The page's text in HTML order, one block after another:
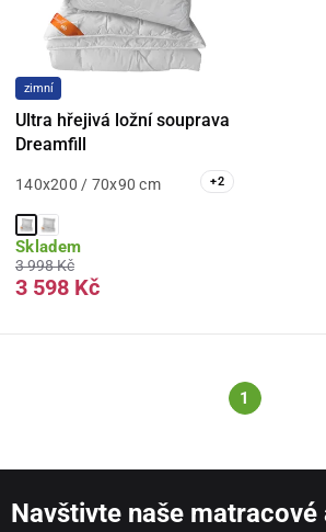
zimní
Ultra hřejivá ložní souprava
Dreamfill
140x200 / 70x90 cm +2
Skladem
3 998 Kč
3 598 Kč
1
Navštivte naše matracové